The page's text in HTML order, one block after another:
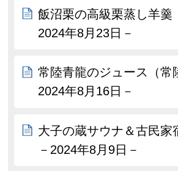
飯沼栗の高級栗蒸し羊羹
2024年8月23日－
常陸青龍のジュース（常
2024年8月16日－
大子の蔵サウナ＆古民家
－2024年8月9日－